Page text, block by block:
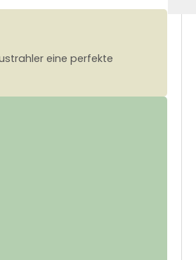
eine perfekte